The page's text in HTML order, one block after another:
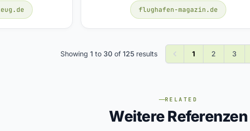
flughafen-magazin.de
Showing 1 to 30of 125results 1 2 3
RELATED
Weitere Referenzen